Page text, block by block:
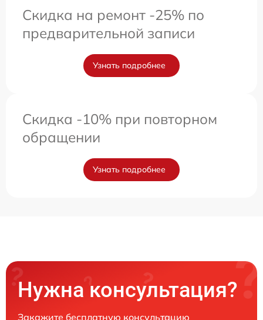
Скидка на ремонт -25% по
предварительной записи
Узнать подробнее
Скидка -10% при повторном
обращении
Узнать подробнее
Нужна консультация?
Закажите бесплатную консультацию